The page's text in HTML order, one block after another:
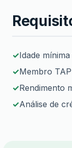
Idade
Membro
Rendimento
Análise de